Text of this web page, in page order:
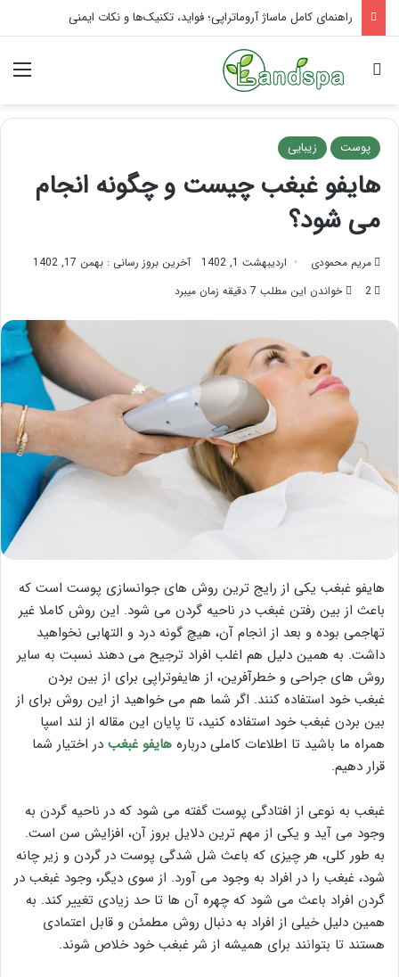
تاثیر ماساژ بر افسردگی؛ با ماساژ درمانی افسردگی را درمان کنید!
جستجو برای
پوست زیبایی
هایفو غبغب چیست و چگونه انجام
می شود؟
مریم محمودی اردیبهشت 1, 1402
آخرین بروز رسانی : بهمن 17, 1402
2
خواندن این مطلب 7 دقیقه زمان میبرد
هایفو غبغب یکی از رایج ترین روش های جوانسازی پوست است که
باعث از بین رفتن غبغب در ناحیه گردن می شود. این روش کاملا غیر
تهاجمی بوده و بعد از انجام آن، هیچ گونه درد و التهابی نخواهید
داشت. به همین دلیل هم اغلب افراد ترجیح می دهند نسبت به سایر
روش های جراحی و خطرآفرین، از هایفوتراپی برای از بین بردن
غبغب خود استفاده کنند. اگر شما هم می خواهید از این روش برای از
بین بردن غبغب خود استفاده کنید، تا پایان این مقاله از لند اسپا
همراه ما باشید تا اطلاعات کاملی درباره هایفو غبغب در اختیار شما
قرار دهیم.
غبغب به نوعی از افتادگی پوست گفته می شود که در ناحیه گردن به
وجود می آید و یکی از مهم ترین دلایل بروز آن، افزایش سن است.
به طور کلی، هر چیزی که باعث شل شدگی پوست در گردن و زیر چانه
شود، غبغب را در افراد به وجود می آورد. از سوی دیگر، وجود غبغب در
گردن افراد باعث می شود که چهره آن ها تا حد زیادی تغییر کند. به
همین دلیل خیلی از افراد به دنبال روش مطمئن و قابل اعتمادی
هستند تا بتوانند برای همیشه از شر غبغب خود خلاص شوند.